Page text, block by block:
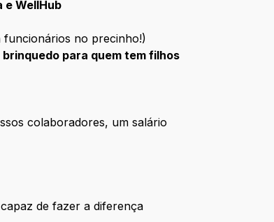
e WellHub
funcionários no precinho!)
brinquedo para quem tem filhos
colaboradores, um salário
de fazer a diferença